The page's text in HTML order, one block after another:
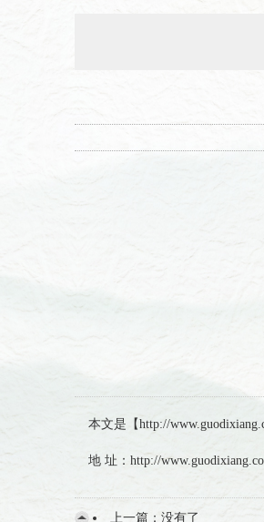
本文是【http://
地 址：http://
上一篇：没有了